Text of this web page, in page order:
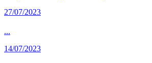
27/07/2023
...
14/07/2023